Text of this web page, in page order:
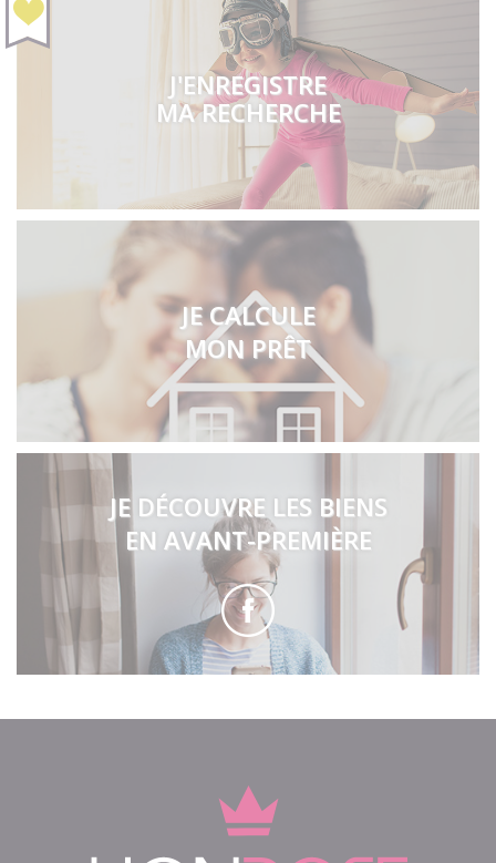
J'ENREGISTRE
MA RECHERCHE
JE CALCULE
MON PRÊT
JE DÉCOUVRE LES BIENS
EN AVANT-PREMIÈRE